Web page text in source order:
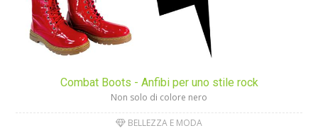
Combat Boots - Anfibi per uno stile rock
Non solo di colore nero
BELLEZZA E MODA